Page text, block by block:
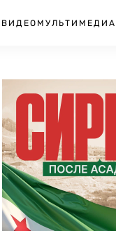
ВИДЕО МУЛЬТИМЕДИА